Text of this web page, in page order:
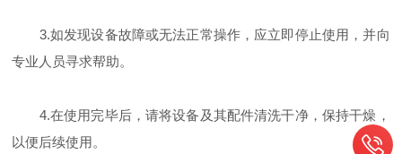
3.如发现设备故障或无法正常操作，应立即停止使用，并向
专业人员寻求帮助。
4.在使用完毕后，请将设备及其配件清洗干净，保持干燥，
以便后续使用。